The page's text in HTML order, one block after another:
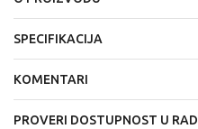
SPECIFIKACIJA
KOMENTARI
PROVERI DOSTUPNOST U